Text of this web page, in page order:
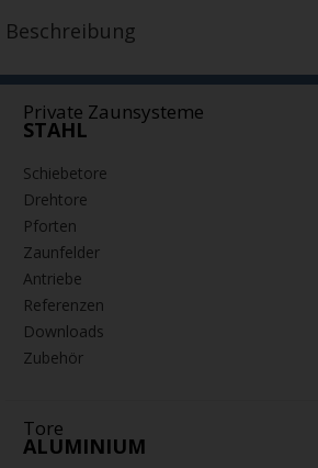
Beschreibung
Private Zaunsysteme
STAHL
Schiebetore
Drehtore
Pforten
Zaunfelder
Antriebe
Referenzen
Downloads
Zubehör
Tore
ALUMINIUM